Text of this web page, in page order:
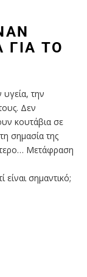
ΤΟ
την
Δεν
κουτάβια σε
σημασία της
Μετάφραση
σημαντικό;